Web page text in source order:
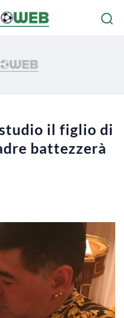
il figlio di
battezzerà